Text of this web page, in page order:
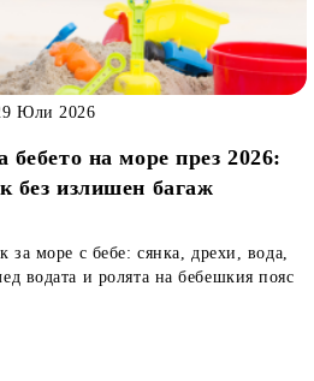
бебето на море през 2026:
без излишен багаж
Юли 2026
за море с бебе: сянка, дрехи, вода,
водата и ролята на бебешкия пояс